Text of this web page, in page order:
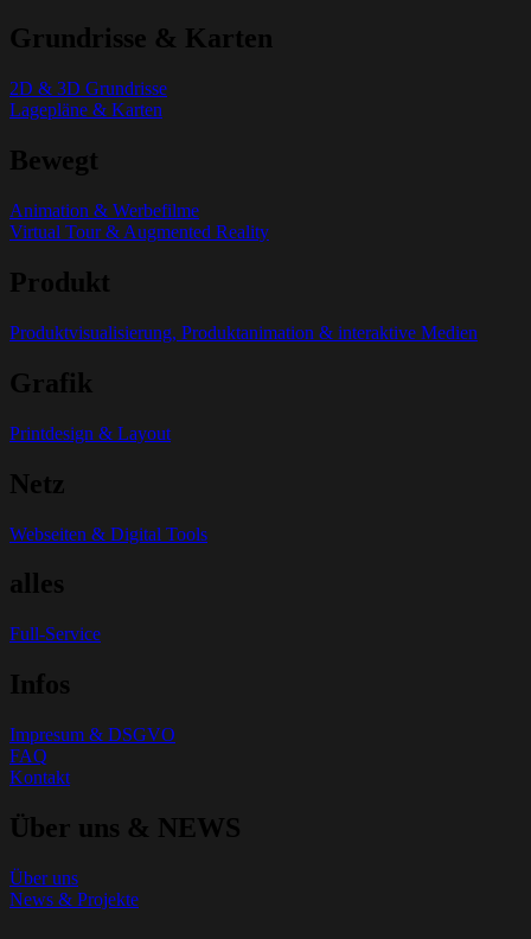
Grundrisse & Karten
2D & 3D Grundrisse
Lagepläne & Karten
Bewegt
Animation & Werbefilme
Virtual Tour & Augmented Reality
Produkt
Produktvisualisierung, Produktanimation & interaktive Medien
Grafik
Printdesign & Layout
Netz
Webseiten & Digital Tools
alles
Full-Service
Infos
Impresum & DSGVO
FAQ
Kontakt
Über uns & NEWS
Über uns
News & Projekte